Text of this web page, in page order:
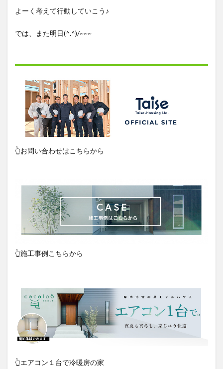
よーく考えて行動していこう♪
では、また明日(^.^)/~~~
👆お問い合わせはこちらから
👆施工事例こちらから
👆エアコン１台で冷暖房の家